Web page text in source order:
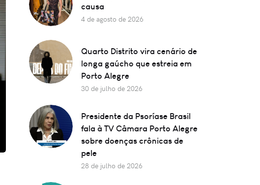
causa
4 de agosto de 2026
Quarto Distrito vira cenário de
longa gaúcho que estreia em
Porto Alegre
30 de julho de 2026
Presidente da Psoríase Brasil
fala à TV Câmara Porto Alegre
sobre doenças crônicas de
pele
28 de julho de 2026